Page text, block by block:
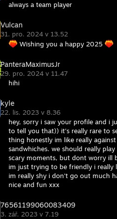
always a team player
Vulcan
31. pro. 2024 v 13.52
Wishing you a happy 2025
PanteraMaximusJr
29. pro. 2024 v 11.47
hihi
kyle
22. lis. 2023 v 8.36
hey, sorry i saw your profile and i
to tell you that)) it's really rare to
thing honestly im like really
sandwhiches. we should really
scary moments, but dont worry ill
im just trying to be friendly i really
im really shy i don't go out much
nice and fun xxx
76561199060083409
3. zář. 2023 v 7.19